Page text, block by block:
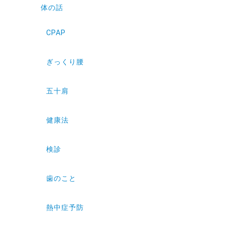
体の話
CPAP
ぎっくり腰
五十肩
健康法
検診
歯のこと
熱中症予防